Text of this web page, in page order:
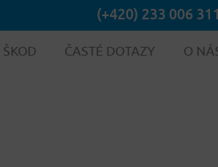
(+420) 233 006 311
ČASTÉ DOTAZY O